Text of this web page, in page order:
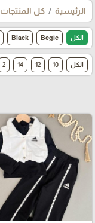
الرئيسية كل المنتجات
الكل Begie
Black
الكل 10
12
14
2